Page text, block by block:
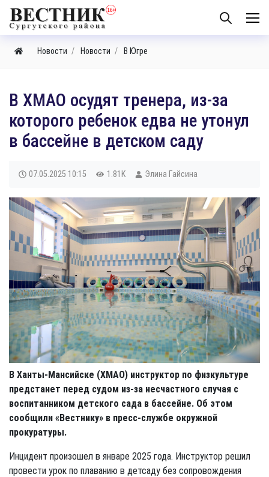
Новости Новости В Югре
В ХМАО осудят тренера, из-за
которого ребенок едва не утонул
в бассейне в детском саду
07.05.2025 10:15 1.81K Элина Гайсина
В Ханты-Мансийске (ХМАО) инструктор по физкультуре
предстанет перед судом из-за несчастного случая с
воспитанником детского сада в бассейне. Об этом
сообщили «Вестнику» в пресс-службе окружной
прокуратуры.
Инцидент произошел в январе 2025 года. Инструктор решил
провести урок по плаванию в детсаду без сопровождения